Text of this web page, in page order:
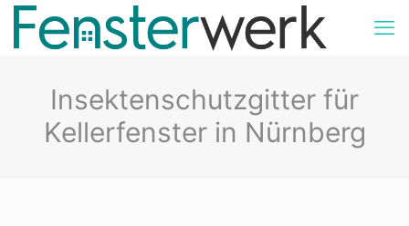
Insektenschutzgitter für
Kellerfenster in Nürnberg